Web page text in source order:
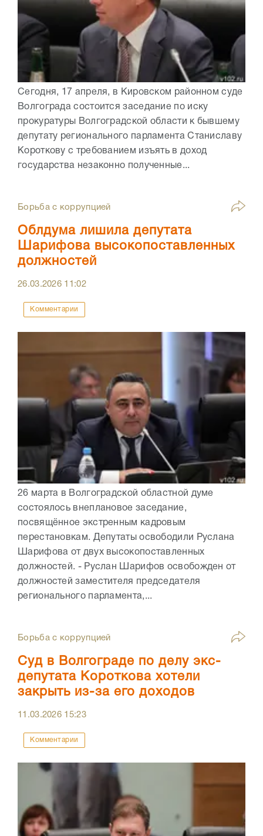
Сегодня, 17 апреля, в Кировском районном суде
Волгограда состоится заседание по иску
прокуратуры Волгоградской области к бывшему
депутату регионального парламента Станиславу
Короткову с требованием изъять в доход
государства незаконно полученные...
Борьба с коррупцией
Облдума лишила депутата
Шарифова высокопоставленных
должностей
26.03.2026 11:02
Комментарии
26 марта в Волгоградской областной думе
состоялось внеплановое заседание,
посвящённое экстренным кадровым
перестановкам. Депутаты освободили Руслана
Шарифова от двух высокопоставленных
должностей. - Руслан Шарифов освобожден от
должностей заместителя председателя
регионального парламента,...
Борьба с коррупцией
Суд в Волгограде по делу экс-
депутата Короткова хотели
закрыть из-за его доходов
11.03.2026 15:23
Комментарии